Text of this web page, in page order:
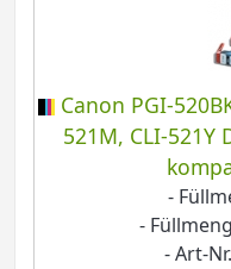
Canon PGI-
521M, CLI-521Y
-
-
- Art-